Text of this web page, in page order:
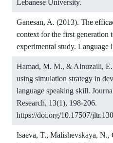
Lebanese University.
Ganesan, A. (2013). The
context for the first generation
experimental study. Language
Hamad, M. M., & Alnuzaili,
using simulation strategy in
language speaking skill.
Research, 13(1), 198-206.
https://doi.org/10.17507/
Isaeva, T., Malishevskaya, N.,